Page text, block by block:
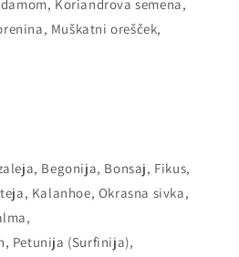
Koriandrova semena,
Muškatni orešček,
Begonija, Bonsaj, Fikus,
Kalanhoe, Okrasna sivka,
Petunija (Surfinija),